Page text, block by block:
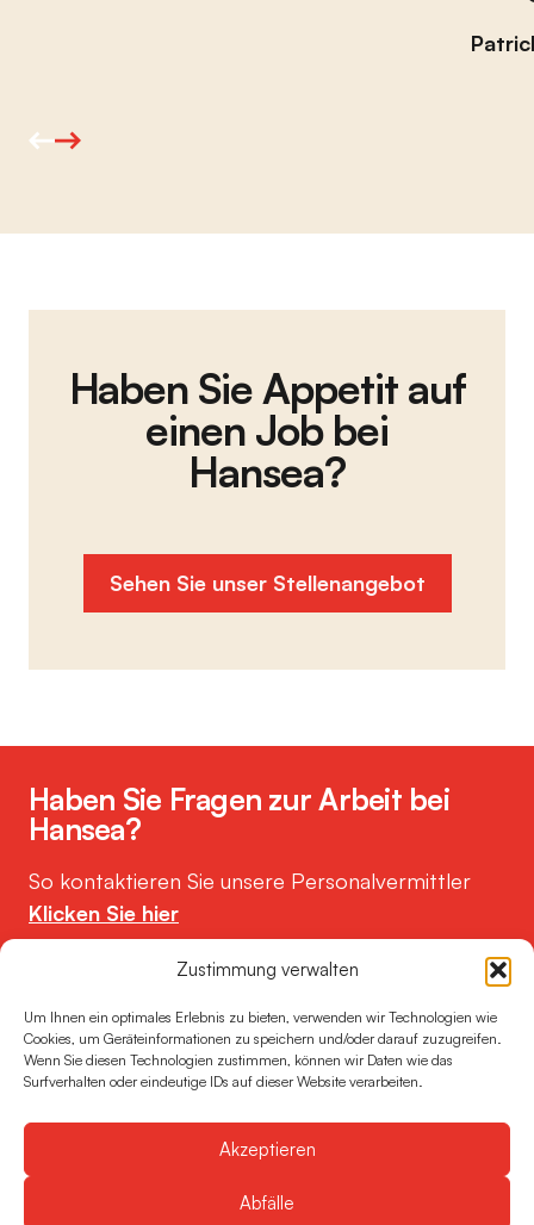
Zustimmung verwalten
Um Ihnen ein optimales Erlebnis zu bieten, verwenden wir Technologien wie
Cookies, um Geräteinformationen zu speichern und/oder darauf zuzugreifen.
Wenn Sie diesen Technologien zustimmen, können wir Daten wie das
Surfverhalten oder eindeutige IDs auf dieser Website verarbeiten.
Akzeptieren
Abfälle
Haben Sie Appetit auf
einen Job bei
Hansea?
Sehen Sie unser Stellenangebot
Haben Sie Fragen zur Arbeit bei
Hansea?
So kontaktieren Sie unsere Personalvermittler
Klicken Sie hier
Über Hansea
Busklap
Hansea.be